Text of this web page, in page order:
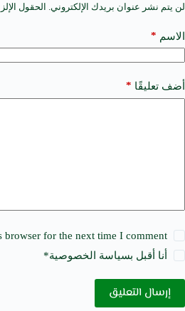
لن يتم نشر عنوان بريدك الإلكتروني. الحقول
الاسم *
أضف تعليقًا *
for the next time I comment.
أنا أقبل بسياسة الخصوصية*
إرسال التعليق
A
t
e
a
t